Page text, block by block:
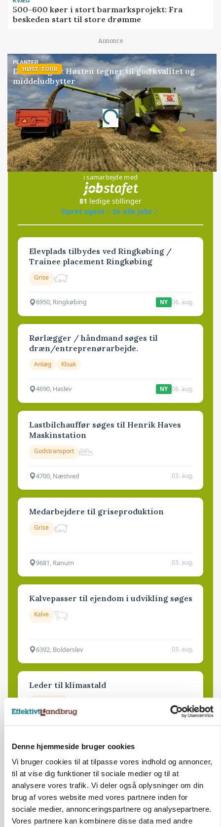
Denne hjemmeside bruger cookies
Vi bruger cookies til at tilpasse vores indhold og annoncer,
til at vise dig funktioner til sociale medier og til at
analysere vores trafik. Vi deler også oplysninger om din
brug af vores website med vores partnere inden for
sociale medier, annonceringspartnere og analysepartnere.
Vores partnere kan kombinere disse data med andre
500-600 køer i stort barmarksprojekt: Fra
beskeden start til store drømme
Annonce
HØST-TOUR
PLANTER
Danish Agro: Høsten tegner til god kvalitet og
middeludbytter
Annonce
Loading...
Jobs
i samarbejde med
81 ledige stillinger
Opret agent
Se alle jobs
Elevplads tilbydes ved Ringkøbing /
Trainee placement Ringkøbing
Grise
6950, Ringkøbing NY 06. aug.
Rørlægger / håndmand søges til
dræn/entreprenørarbejde.
Anlæg Kloak
4690, Haslev NY 06. aug.
Lastbilchauffør søges til Henrik Haves
Maskinstation
Godstransport
4700, Næstved 03. aug.
Medarbejdere til griseproduktion
Grise
9681, Ranum 03. aug.
Kalvepasser til ejendom i udvikling søges
Kalve
6392, Bolderslev 03. aug.
Leder til klimastald